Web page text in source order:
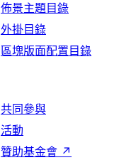
佈景主題目錄
外掛目錄
區塊版面配置目錄
共同參與
活動
贊助基金會 ↗